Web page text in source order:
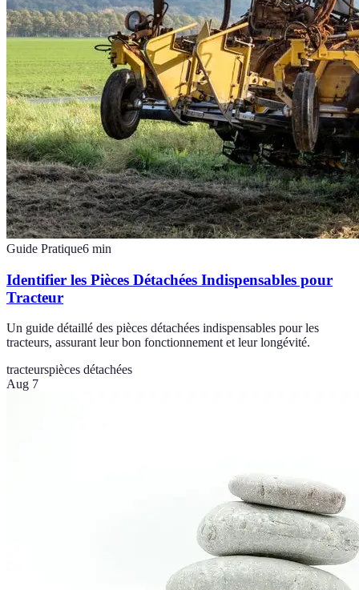
Guide Pratique6 min
Identifier les Pièces Détachées Indispensables pour
Tracteur
Un guide détaillé des pièces détachées indispensables pour les
tracteurs, assurant leur bon fonctionnement et leur longévité.
tracteurspièces détachées
Aug 7